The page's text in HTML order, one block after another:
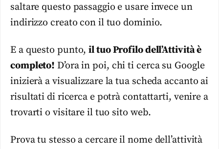
saltare questo passaggio e usare invece un
indirizzo creato con il tuo dominio.
E a questo punto,il tuo Profilo dell’Attività è
completo! D’ora in poi, chi ti cerca su Google
inizierà a visualizzare la tua scheda accanto ai
risultati di ricerca e potrà contattarti, venire a
trovarti o visitare il tuo sito web.
Prova tu stesso a cercare il nome dell’attività